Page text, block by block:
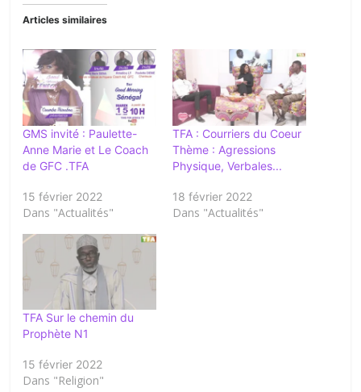
Articles similaires
GMS invité : Paulette-
Anne Marie et Le Coach
de GFC .TFA
15 février 2022
Dans "Actualités"
TFA : Courriers du Coeur
Thème : Agressions
Physique, Verbales...
18 février 2022
Dans "Actualités"
TFA Sur le chemin du
Prophète N1
15 février 2022
Dans "Religion"